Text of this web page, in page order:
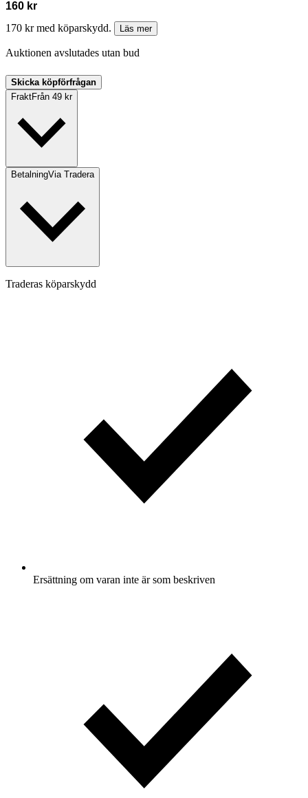
160 kr
170 kr med köparskydd.
Läs mer
Auktionen avslutades utan bud
Skicka köpförfrågan
FraktFrån 49 kr
BetalningVia Tradera
Traderas köparskydd
Ersättning om varan inte är som beskriven